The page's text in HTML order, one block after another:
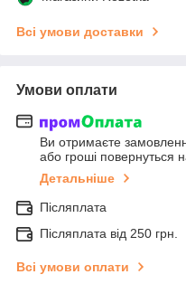
Всі умови доставки
Умови оплати
Ви отримаєте
або гроші повернуться
Детальніше
Післяплата
Післяплата від 250 грн.
Всі умови оплати